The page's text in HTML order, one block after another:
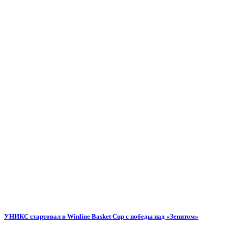
УНИКС стартовал в Winline Basket Cup с победы над «Зенитом»